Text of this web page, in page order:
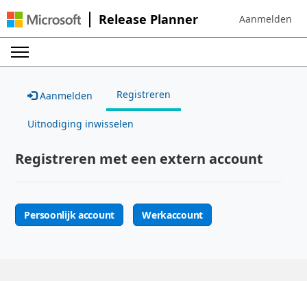
Release Planner Sign in to your
Aanmelden
Aanmelden Registreren
Uitnodiging inwisselen
Registreren met een extern account
Persoonlijk account Werkaccount